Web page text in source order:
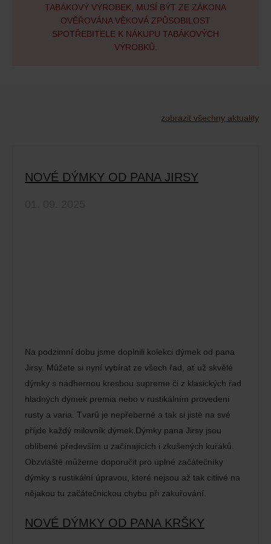
TABÁKOVÝ VÝROBEK, MUSÍ BÝT ZE ZÁKONA
OVĚŘOVÁNA VĚKOVÁ ZPŮSOBILOST
SPOTŘEBITELE K NÁKUPU TABÁKOVÝCH
VÝROBKŮ.
zobrazit všechny aktuality
NOVÉ DÝMKY OD PANA JIRSY
Na podzimní dobu jsme doplnili kolekci dýmek od pana
Jirsy. Můžete si nyní vybírat ze všech řad, ať už skvělé
dýmky s nádhernou kresbou supreme či z klasických řad
hladných dýmek premia nebo v rustikálním provedení
rusty a varia. Tvarů je nepřeberně a tak si jistě na své
příjde každý milovník dýmek.Dýmky pana Jirsy jsou
oblíbené především u začínajících i zkušených kuřáků.
Obzvláště můžeme doporučit pro úplné začátečníky
dýmky s rustikální úpravou, které nejsou až tak citlivé na
nějakou tu začátečnickou chybu při zakuřování.
NOVÉ DÝMKY OD PANA KRŠKY